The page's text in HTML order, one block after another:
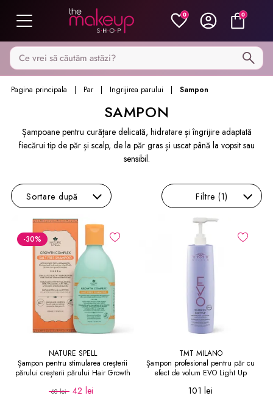
0 0
Caută pe MakeupShop
Pagina principala Par Ingrijirea parului Sampon
SAMPON
Șampoane pentru curățare delicată, hidratare și îngrijire adaptată
fiecărui tip de păr și scalp, de la păr gras și uscat până la vopsit sau
sensibil.
Sortare după Filtre (1)
-30%
NATURE SPELL
Șampon pentru stimularea creșterii
părului creșterii părului Hair Growth
60 lei 42 lei
TMT MILANO
Șampon profesional pentru păr cu
efect de volum EVO Light Up
101 lei